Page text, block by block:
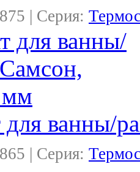
| Серия:
для ванны/
| Серия: